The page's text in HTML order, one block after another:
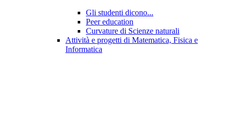
Gli studenti dicono...
Peer education
Curvature di Scienze naturali
Attività e progetti di Matematica, Fisica e
Informatica